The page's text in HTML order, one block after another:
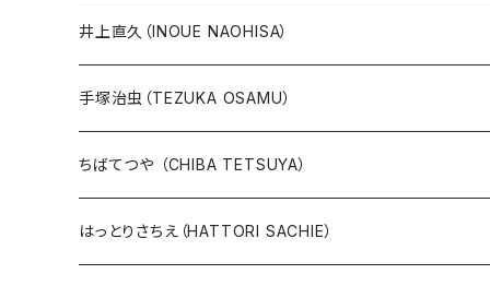
井上直久（INOUE NAOHISA）
人気作品TOP10
版画
10万未満
本、カレンダー
手塚治虫（TEZUKA OSAMU）
版画
鉄腕アトム
人気作品TOP10
ちばてつや （CHIBA TETSUYA）
版画
はっとりさちえ（HATTORI SACHIE）